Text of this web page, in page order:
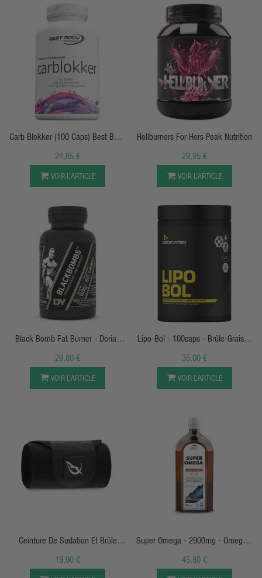
APERÇU RAPIDE
Carb Blokker (100 Caps) Best Body
Nutrition
24,85 €
VOIR L’ARTICLE
Hellburners For Hers Peak Nutrition
29,95 €
VOIR L’ARTICLE
APERÇU RAPIDE
Black Bomb Fat Burner - Dorian
Yates
29,80 €
VOIR L’ARTICLE
Lipo-Bol - 100caps - Brûle-Graisse
Dedicated Nutrition
35,00 €
VOIR L’ARTICLE
Ceinture De Sudation Et Brûle
Graisse Abdominale
19,90 €
APERÇU RAPIDE
Super Omega - 2900mg - Omega 3
Poisson - Saveur Citron Naturel -
Osavi
45,80 €